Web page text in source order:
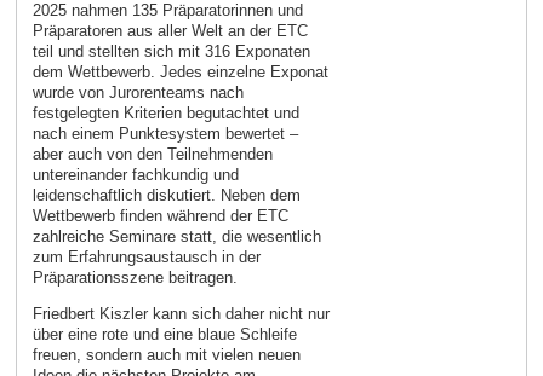
2025 nahmen 135 Präparatorinnen und
Präparatoren aus aller Welt an der ETC
teil und stellten sich mit 316 Exponaten
dem Wettbewerb. Jedes einzelne Exponat
wurde von Jurorenteams nach
festgelegten Kriterien begutachtet und
nach einem Punktesystem bewertet –
aber auch von den Teilnehmenden
untereinander fachkundig und
leidenschaftlich diskutiert. Neben dem
Wettbewerb finden während der ETC
zahlreiche Seminare statt, die wesentlich
zum Erfahrungsaustausch in der
Präparationsszene beitragen.
Friedbert Kiszler kann sich daher nicht nur
über eine rote und eine blaue Schleife
freuen, sondern auch mit vielen neuen